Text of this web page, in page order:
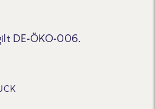
DE-ÖKO-006.